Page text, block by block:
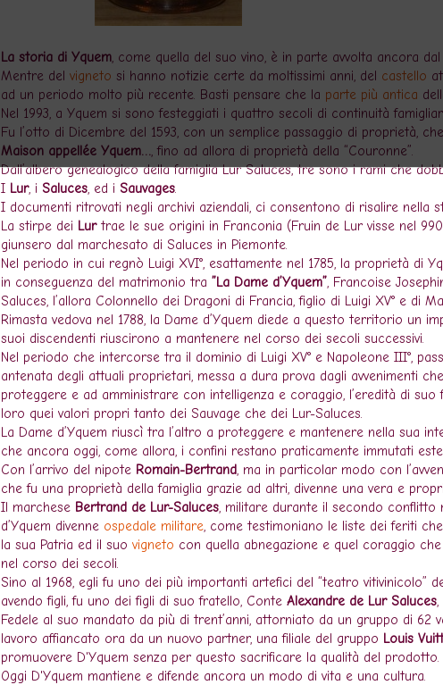
La storia di Yquem, come quella del suo vino, è in parte avvolta ancora
Mentre del vigneto si hanno notizie certe da moltissimi anni, del castello
ad un periodo molto più recente. Basti pensare che la parte più antica
Nel 1993, a Yquem si sono festeggiati i quattro secoli di continuità
Fu l’otto di Dicembre del 1593, con un semplice passaggio di proprietà, che
Maison appellée Yquem…, fino ad allora di proprietà della “Couronne”.
Dall’albero genealogico della famiglia Lur Saluces, tre sono i rami che
I Lur, i Saluces, ed i Sauvages.
I documenti ritrovati negli archivi aziendali, ci consentono di risalire nella
La stirpe dei Lurtrae le sue origini in Franconia (Fruin de Lur visse nel
giunsero dal marchesato di Saluces in Piemonte.
Nel periodo in cui regnò Luigi XVI°, esattamente nel 1785, la proprietà di
in conseguenza del matrimonio tra ”La Dame d’Yquem”, Francoise
Saluces, l’allora Colonnello dei Dragoni di Francia, figlio di Luigi XV° e di
Rimasta vedova nel 1788, la Dame d’Yquem diede a questo territorio un
suoi discendenti riuscirono a mantenere nel corso dei secoli successivi.
Nel periodo che intercorse tra il dominio di Luigi XV° e Napoleone III°,
antenata degli attuali proprietari, messa a dura prova dagli avvenimenti
proteggere e ad amministrare con intelligenza e coraggio, l’eredità di
loro quei valori propri tanto dei Sauvage che dei Lur-Saluces.
La Dame d’Yquem riuscì tra l’altro a proteggere e mantenere nella sua
che ancora oggi, come allora, i confini restano praticamente immutati
Con l’arrivo del nipote Romain-Bertrand, ma in particolar modo con
che fu una proprietà della famiglia grazie ad altri, divenne una vera e
Il marchese Bertrand de Lur-Saluces, militare durante il secondo conflitto
d’Yquem divenne ospedale militare, come testimoniano le liste dei feriti
la sua Patria ed il suo vigneto con quella abnegazione e quel coraggio
nel corso dei secoli.
Sino al 1968, egli fu uno dei più importanti artefici del “teatro vitivinicolo”
avendo figli, fu uno dei figli di suo fratello, Conte Alexandre de Lur Saluces,
Fedele al suo mandato da più di trent’anni, attorniato da un gruppo di 62
lavoro affiancato ora da un nuovo partner, una filiale del gruppo Louis
promuovere D'Yquem senza per questo sacrificare la qualità del prodotto.
Oggi D'Yquem mantiene e difende ancora un modo di vita e una cultura.